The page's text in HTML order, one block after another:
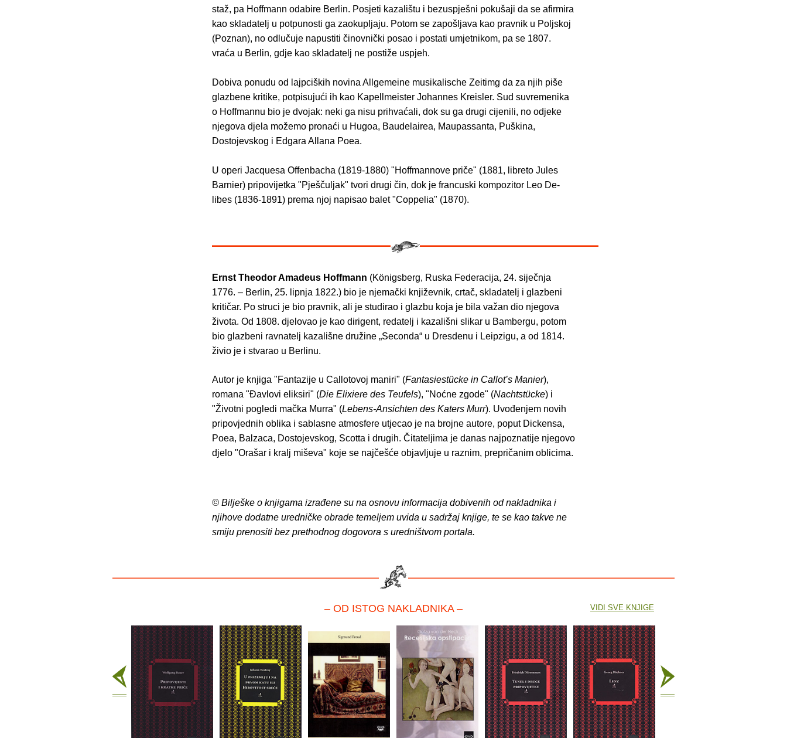
staž, pa Hoffmann odabire Berlin. Posjeti kazalištu i bezuspješni pokušaji da se afirmira
kao skladatelj u potpunosti ga zaokupljaju. Potom se zapošljava kao pravnik u Poljskoj
(Poznan), no odlučuje napustiti činovnički posao i postati umjetnikom, pa se 1807.
vraća u Berlin, gdje kao skladatelj ne postiže uspjeh.
Dobiva ponudu od lajpciških novina Allgemeine musikalische Zeitimg da za njih piše
glazbene kritike, potpisujući ih kao Kapellmeister Johannes Kreisler. Sud suvremenika
o Hoffmannu bio je dvojak: neki ga nisu prihvaćali, dok su ga drugi cijenili, no odjeke
njegova djela možemo pronaći u Hugoa, Baudelairea, Maupassanta, Puškina,
Dostojevskog i Edgara Allana Poea.
U operi Jacquesa Offenbacha (1819-1880) "Hoffmannove priče" (1881, libreto Jules
Barnier) pripovijetka "Pješčuljak" tvori drugi čin, dok je francuski kompozitor Leo De-
libes (1836-1891) prema njoj napisao balet "Coppelia" (1870).
Ernst Theodor Amadeus Hoffmann (Königsberg, Ruska Federacija, 24. siječnja
1776. – Berlin, 25. lipnja 1822.) bio je njemački književnik, crtač, skladatelj i glazbeni
kritičar. Po struci je bio pravnik, ali je studirao i glazbu koja je bila važan dio njegova
života. Od 1808. djelovao je kao dirigent, redatelj i kazališni slikar u Bambergu, potom
bio glazbeni ravnatelj kazališne družine „Seconda“ u Dresdenu i Leipzigu, a od 1814.
živio je i stvarao u Berlinu.
Autor je knjiga "Fantazije u Callotovoj maniri" (Fantasiestücke in Callot’s Manier),
romana "Đavlovi eliksiri" (Die Elixiere des Teufels), "Noćne zgode" (Nachtstücke) i
"Životni pogledi mačka Murra" (Lebens-Ansichten des Katers Murr). Uvođenjem novih
pripovjednih oblika i sablasne atmosfere utjecao je na brojne autore, poput Dickensa,
Poea, Balzaca, Dostojevskog, Scotta i drugih. Čitateljima je danas najpoznatije njegovo
djelo "Orašar i kralj miševa" koje se najčešće objavljuje u raznim, prepričanim oblicima.
© Bilješke o knjigama izrađene su na osnovu informacija dobivenih od nakladnika i
njihove dodatne uredničke obrade temeljem uvida u sadržaj knjige, te se kao takve ne
smiju prenositi bez prethodnog dogovora s uredništvom portala.
– OD ISTOG NAKLADNIKA – VIDI SVE KNJIGE